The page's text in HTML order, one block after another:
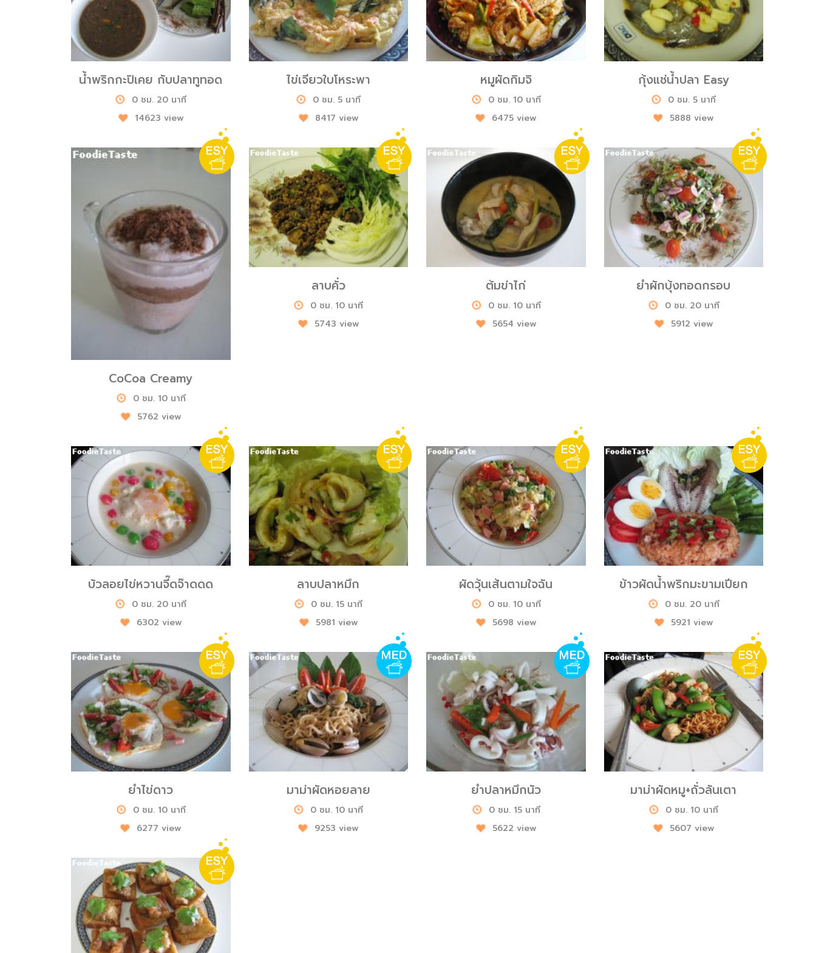
น้ำพริกกะปิเคย กับปลาทูทอด
0 ชม. 20 นาที
14623 view
ไข่เจียวใบโหระพา
0 ชม. 5 นาที
8417 view
หมูผัดกิมจิ
0 ชม. 10 นาที
6475 view
กุ้งแช่น้ำปลา Easy
0 ชม. 5 นาที
5888 view
CoCoa Creamy
0 ชม. 10 นาที
5762 view
ลาบคั่ว
0 ชม. 10 นาที
5743 view
ต้มข่าไก่
0 ชม. 10 นาที
5654 view
ยำผักบุ้งทอดกรอบ
0 ชม. 20 นาที
5912 view
บัวลอยไข่หวานจี๊ดจ๊าดดด
0 ชม. 20 นาที
6302 view
ลาบปลาหมึก
0 ชม. 15 นาที
5981 view
ผัดวุ้นเส้นตามใจฉัน
0 ชม. 10 นาที
5698 view
ข้าวผัดน้ำพริกมะขามเปียก
0 ชม. 20 นาที
5921 view
ยำไข่ดาว
0 ชม. 10 นาที
6277 view
มาม่าผัดหอยลาย
0 ชม. 10 นาที
9253 view
ยำปลาหมึกนัว
0 ชม. 15 นาที
5622 view
มาม่าผัดหมู+ถั่วลันเตา
0 ชม. 10 นาที
5607 view